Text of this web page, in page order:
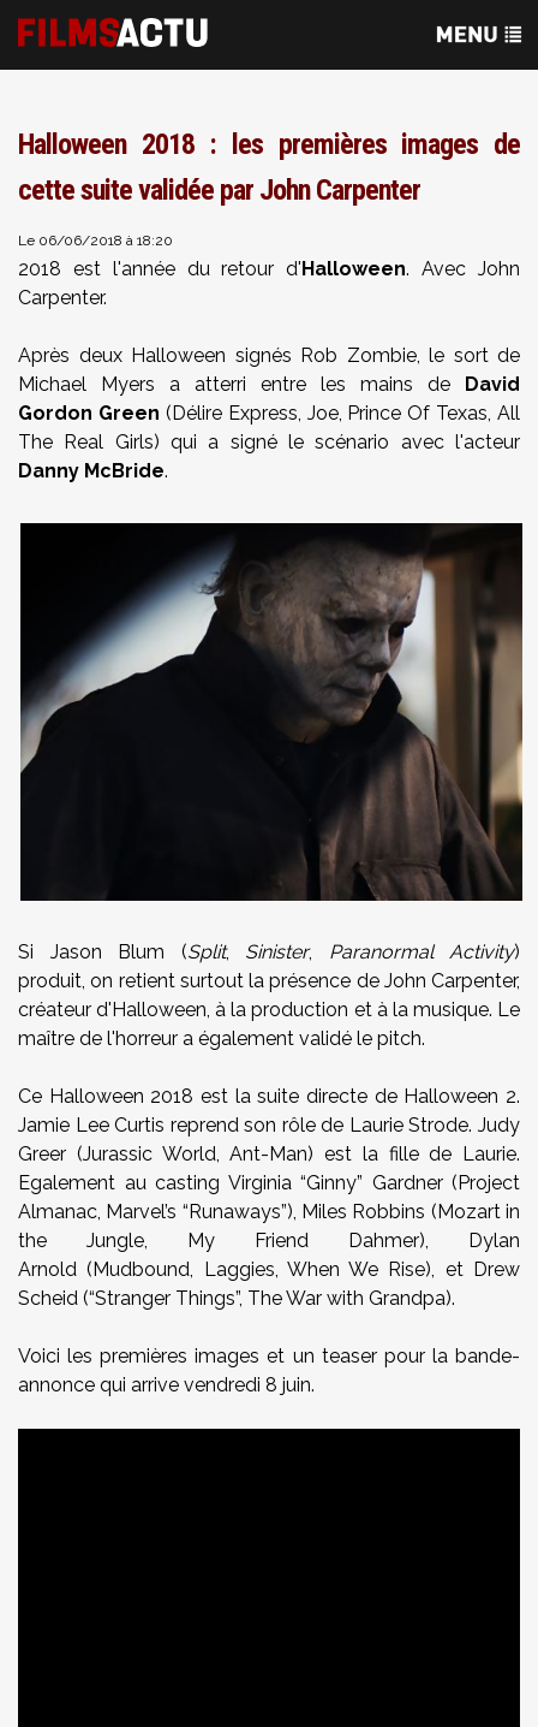
Halloween 2018 : les premières images de
cette suite validée par John Carpenter
Le 06/06/2018 à 18:20
2018 est l'année du retour d'Halloween. Avec John
Carpenter.
Après deux Halloween signés Rob Zombie, le sort de
Michael Myers a atterri entre les mains de David
Gordon Green (Délire Express, Joe, Prince Of Texas, All
The Real Girls) qui a signé le scénario avec l'acteur
Danny McBride.
Si Jason Blum (Split, Sinister, Paranormal Activity)
produit, on retient surtout la présence de John Carpenter,
créateur d'Halloween, à la production et à la musique. Le
maître de l'horreur a également validé le pitch.
Ce Halloween 2018 est la suite directe de Halloween 2.
Jamie Lee Curtis reprend son rôle de Laurie Strode. Judy
Greer (Jurassic World, Ant-Man) est la fille de Laurie.
Egalement au casting Virginia “Ginny” Gardner (Project
Almanac, Marvel’s “Runaways”), Miles Robbins (Mozart in
the Jungle, My Friend Dahmer), Dylan
Arnold (Mudbound, Laggies, When We Rise), et Drew
Scheid (“Stranger Things”, The War with Grandpa).
Voici les premières images et un teaser pour la bande-
annonce qui arrive vendredi 8 juin.